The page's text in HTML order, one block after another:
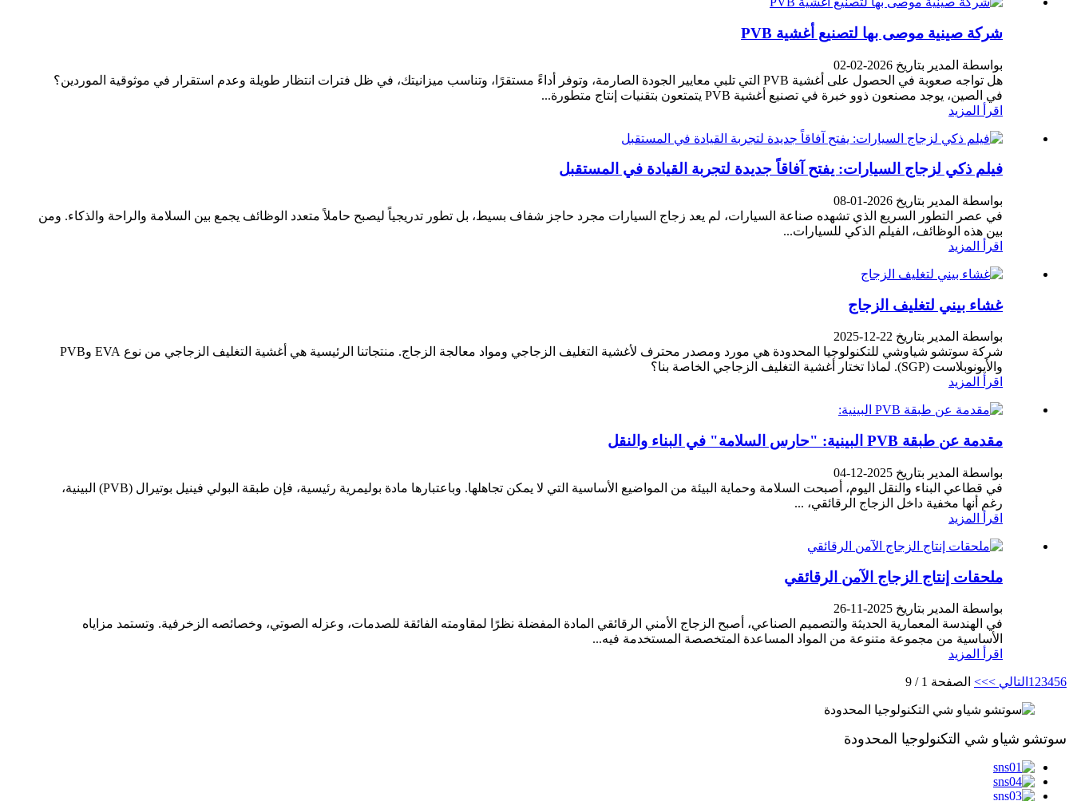
شركة صينية موصى بها لتصنيع أغشية PVB
بواسطة المدير بتاريخ 2026-02-02
هل تواجه صعوبة في الحصول على أغشية PVB التي تلبي معايير الجودة الصارمة، وتوفر أداءً مستقرًا، وتناسب ميزانيتك، في ظل فترات انتظار طويلة وعدم استقرار في موثوقية الموردين؟
في الصين، يوجد مصنعون ذوو خبرة في تصنيع أغشية PVB يتمتعون بتقنيات إنتاج متطورة...
اقرأ المزيد
فيلم ذكي لزجاج السيارات: يفتح آفاقاً جديدة لتجربة القيادة في المستقبل
بواسطة المدير بتاريخ 2026-01-08
في عصر التطور السريع الذي تشهده صناعة السيارات، لم يعد زجاج السيارات مجرد حاجز شفاف بسيط، بل تطور تدريجياً ليصبح حاملاً متعدد الوظائف يجمع بين السلامة والراحة والذكاء. ومن
بين هذه الوظائف، الفيلم الذكي للسيارات...
اقرأ المزيد
غشاء بيني لتغليف الزجاج
بواسطة المدير بتاريخ 22-12-2025
شركة سوتشو شياوشي للتكنولوجيا المحدودة هي مورد ومصدر محترف لأغشية التغليف الزجاجي ومواد معالجة الزجاج. منتجاتنا الرئيسية هي أغشية التغليف الزجاجي من نوع EVA وPVB
والأيونوبلاست (SGP). لماذا تختار أغشية التغليف الزجاجي الخاصة بنا؟
اقرأ المزيد
مقدمة عن طبقة PVB البينية: "حارس السلامة" في البناء والنقل
بواسطة المدير بتاريخ 2025-12-04
في قطاعي البناء والنقل اليوم، أصبحت السلامة وحماية البيئة من المواضيع الأساسية التي لا يمكن تجاهلها. وباعتبارها مادة بوليمرية رئيسية، فإن طبقة البولي فينيل بوتيرال (PVB) البينية،
رغم أنها مخفية داخل الزجاج الرقائقي، ...
اقرأ المزيد
ملحقات إنتاج الزجاج الآمن الرقائقي
بواسطة المدير بتاريخ 2025-11-26
في الهندسة المعمارية الحديثة والتصميم الصناعي، أصبح الزجاج الأمني ​​الرقائقي المادة المفضلة نظرًا لمقاومته الفائقة للصدمات، وعزله الصوتي، وخصائصه الزخرفية. وتستمد مزاياه
الأساسية من مجموعة متنوعة من المواد المساعدة المتخصصة المستخدمة فيه...
اقرأ المزيد
1 23456 التالي >>> الصفحة 1 / 9
سوتشو شياو شي التكنولوجيا المحدودة